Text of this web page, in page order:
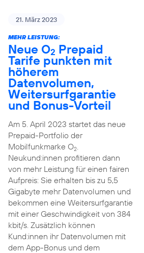
21. März 2023
MEHR LEISTUNG:
Neue O2 Prepaid
Tarife punkten mit
höherem
Datenvolumen,
Weitersurfgarantie
und Bonus-Vorteil
Am 5. April 2023 startet das neue
Prepaid-Portfolio der
Mobilfunkmarke O2.
Neukund:innen profitieren dann
von mehr Leistung für einen fairen
Aufpreis: Sie erhalten bis zu 5,5
Gigabyte mehr Datenvolumen und
bekommen eine Weitersurfgarantie
mit einer Geschwindigkeit von 384
kbit/s. Zusätzlich können
Kund:innen ihr Datenvolumen mit
dem App-Bonus und dem